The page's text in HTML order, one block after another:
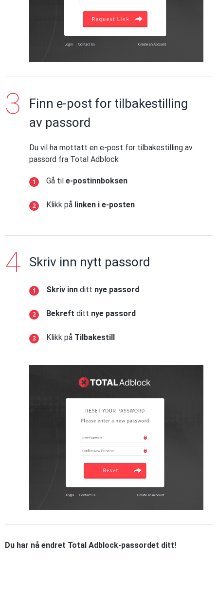
Finn e-post for tilbakestilling
av passord
Du vil ha mottatt en e-post for tilbakestilling av
passord fra Total Adblock
Gå til e-postinnboksen
Klikk på linken i e-posten
Skriv inn nytt passord
Skriv inn ditt nye passord
Bekreft ditt nye passord
Klikk på Tilbakestill
Du har nå endret Total Adblock-passordet ditt!